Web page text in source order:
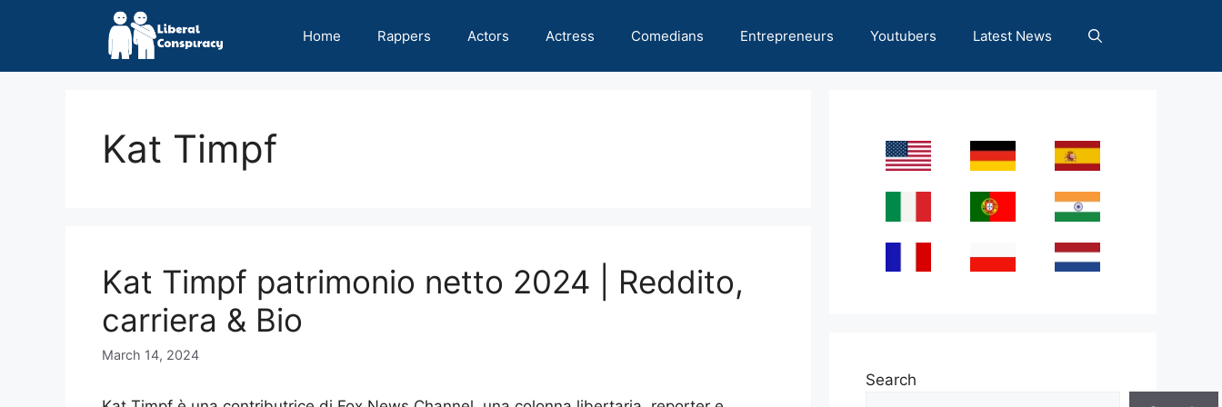
Home Rappers Actors Actress Comedians Entrepreneurs Youtubers Latest News
Kat Timpf
Kat Timpf patrimonio netto 2024 | Reddito,
carriera & Bio
March 14, 2024
Search